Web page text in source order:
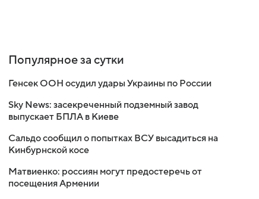
Популярное за сутки
Генсек ООН осудил удары Украины по России
Sky News: засекреченный подземный завод
выпускает БПЛА в Киеве
Сальдо сообщил о попытках ВСУ высадиться на
Кинбурнской косе
Матвиенко: россиян могут предостеречь от
посещения Армении